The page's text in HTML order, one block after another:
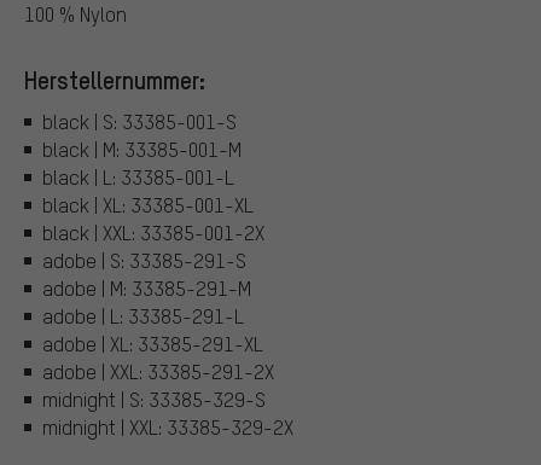
100 % Nylon
Herstellernummer:
black | S: 33385-001-S
black | M: 33385-001-M
black | L: 33385-001-L
black | XL: 33385-001-XL
black | XXL: 33385-001-2X
adobe | S: 33385-291-S
adobe | M: 33385-291-M
adobe | L: 33385-291-L
adobe | XL: 33385-291-XL
adobe | XXL: 33385-291-2X
midnight | S: 33385-329-S
midnight | XXL: 33385-329-2X